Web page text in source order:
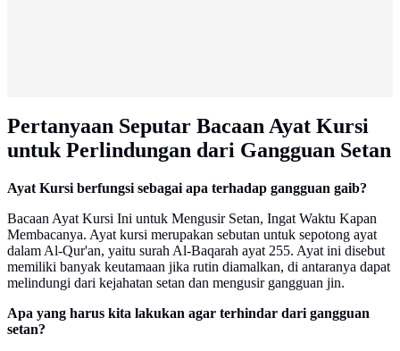
Pertanyaan Seputar Bacaan Ayat Kursi
untuk Perlindungan dari Gangguan Setan
Ayat Kursi berfungsi sebagai apa terhadap gangguan gaib?
Bacaan Ayat Kursi Ini untuk Mengusir Setan, Ingat Waktu Kapan
Membacanya. Ayat kursi merupakan sebutan untuk sepotong ayat
dalam Al-Qur'an, yaitu surah Al-Baqarah ayat 255. Ayat ini disebut
memiliki banyak keutamaan jika rutin diamalkan, di antaranya dapat
melindungi dari kejahatan setan dan mengusir gangguan jin.
Apa yang harus kita lakukan agar terhindar dari gangguan
setan?